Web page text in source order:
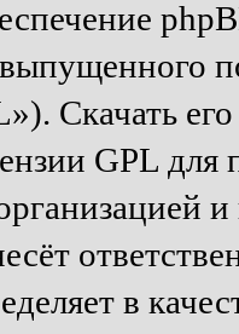
Скачать
GPL для
в